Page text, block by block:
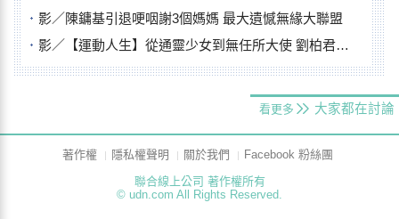
影／陳鏞基引退哽咽謝3個媽媽 最大遺憾無緣大聯盟
影／【運動人生】從通靈少女到無任所大使 劉柏君女裁判人生國際發光
看更多 大家都在討論
著作權 隱私權聲明 關於我們
Facebook 粉絲團
聯合線上公司 著作權所有
© udn.com All Rights Reserved.